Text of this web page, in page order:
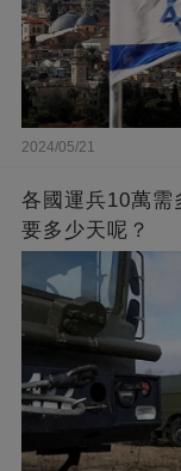
2024/05/21
各國運兵10萬需
要多少天呢？